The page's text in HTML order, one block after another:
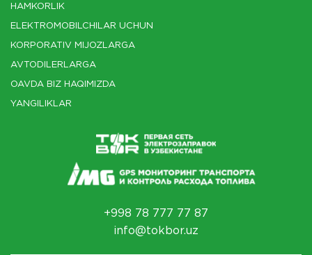
HAMKORLIK
ELEKTROMOBILCHILAR UCHUN
KORPORATIV MIJOZLARGA
AVTODILERLARGA
OAVDA BIZ HAQIMIZDA
YANGILIKLAR
+998 78 777 77 87
info@tokbor.uz